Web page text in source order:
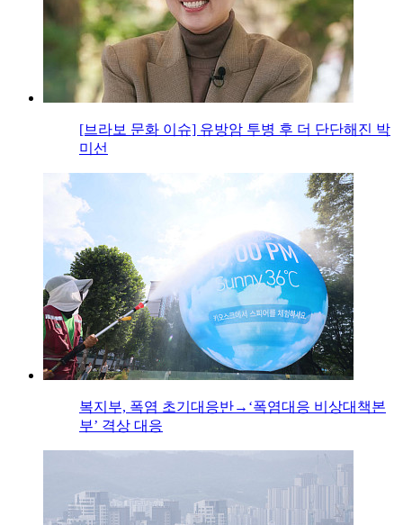
[브라보 문화 이슈] 유방암 투병 후 더 단단해진 박
미선
복지부, 폭염 초기대응반→‘폭염대응 비상대책본
부’ 격상 대응